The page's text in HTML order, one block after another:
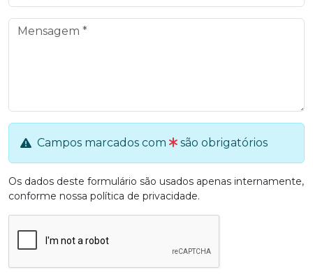
Campos marcados com são obrigatórios
Os dados deste formulário são usados apenas internamente,
conforme nossa política de privacidade.